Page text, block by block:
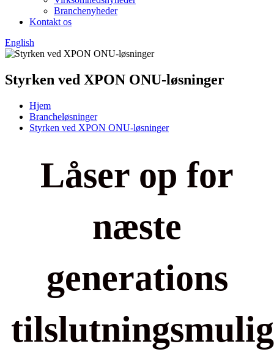
Branchenyheder
Kontakt os
English
Styrken ved XPON ONU-løsninger
Hjem
Brancheløsninger
Styrken ved XPON ONU-løsninger
Låser op for
næste
generations